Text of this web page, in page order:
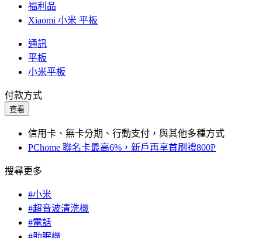
福利品
Xiaomi 小米 平板
通訊
平板
小米平板
付款方式
查看
信用卡、無卡分期、行動支付，與其他多種方式
PChome 聯名卡最高6%，新戶再享首刷禮800P
搜尋更多
#小米
#超音波清洗機
#電話